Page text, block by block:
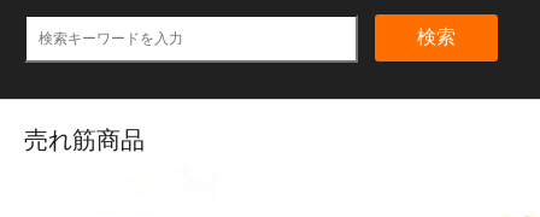
検索
売れ筋商品